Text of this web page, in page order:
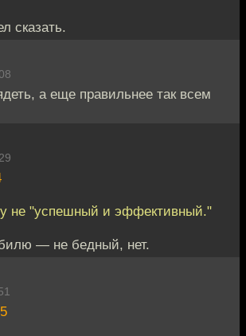
сказать.
а еще правильнее так всем
не "успешный и эффективный."
— не бедный, нет.